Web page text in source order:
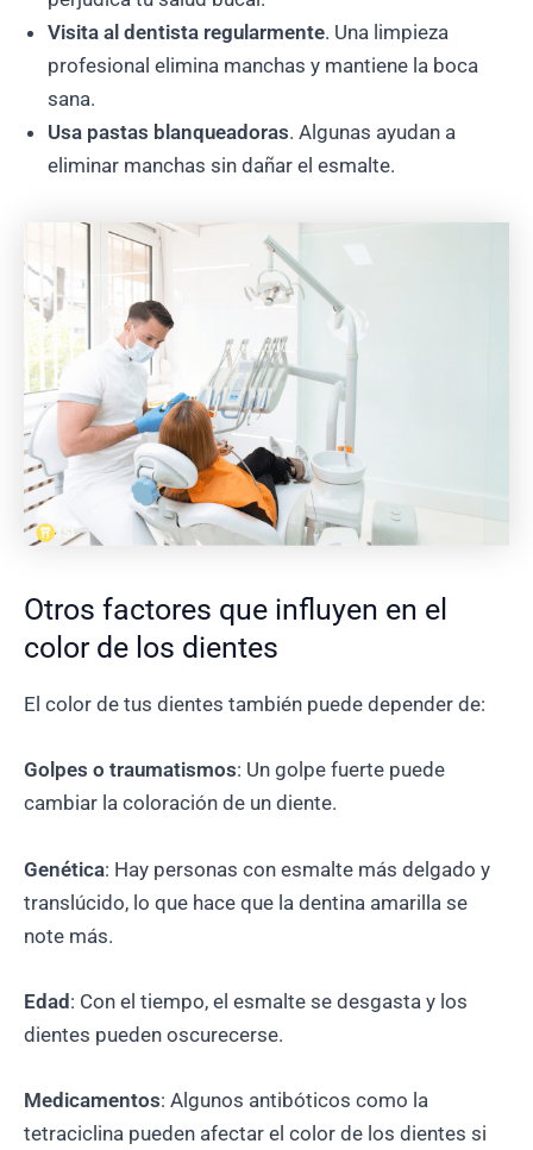
Visita al dentista regularmente. Una limpieza
profesional elimina manchas y mantiene la boca
sana.
Usa pastas blanqueadoras. Algunas ayudan a
eliminar manchas sin dañar el esmalte.
Otros factores que influyen en el
color de los dientes
El color de tus dientes también puede depender de:
Golpes o traumatismos: Un golpe fuerte puede
cambiar la coloración de un diente.
Genética: Hay personas con esmalte más delgado y
translúcido, lo que hace que la dentina amarilla se
note más.
Edad: Con el tiempo, el esmalte se desgasta y los
dientes pueden oscurecerse.
Medicamentos: Algunos antibóticos como la
tetraciclina pueden afectar el color de los dientes si